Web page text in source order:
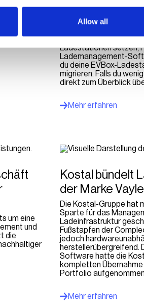
Allow all
bringt
die
vaylens
noch
migrieren?
Im Oktober 2024 hat
Teile ihrer
Das hat bei vielen
Ladestationen setzen,
Lademanagement-
du deine EVBox-
migrieren. Falls du
direkt zum Überblick
Mehr erfahren
um eine
und
die
Kostal bündelt
der Marke
Die Kostal-Gruppe hat
Sparte für das
Ladeinfrastruktur
Fußstapfen der
jedoch
herstellerübergreifend.
Software hatte die
kompletten
Portfolio
Mehr erfahren